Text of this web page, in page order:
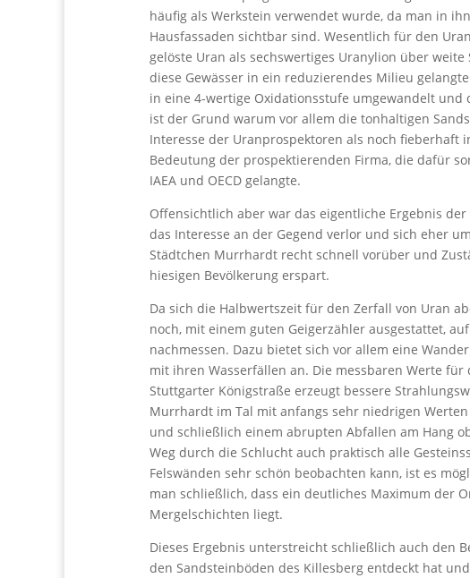
häufig als Werkstein verwendet wurde, da man in
Hausfassaden sichtbar sind. Wesentlich für den
gelöste Uran als sechswertiges Uranylion über
diese Gewässer in ein reduzierendes Milieu
in eine 4-wertige Oxidationsstufe umgewandelt
ist der Grund warum vor allem die tonhaltigen
Interesse der Uranprospektoren als noch fieberhaft
Bedeutung der prospektierenden Firma, die dafür
IAEA und OECD gelangte.
Offensichtlich aber war das eigentliche Ergebnis
das Interesse an der Gegend verlor und sich eher
Städtchen Murrhardt recht schnell vorüber und
hiesigen Bevölkerung erspart.
Da sich die Halbwertszeit für den Zerfall von Uran
noch, mit einem guten Geigerzähler ausgestattet,
nachmessen. Dazu bietet sich vor allem eine
mit ihren Wasserfällen an. Die messbaren Werte
Stuttgarter Königstraße erzeugt bessere
Murrhardt im Tal mit anfangs sehr niedrigen
und schließlich einem abrupten Abfallen am Hang
Weg durch die Schlucht auch praktisch alle
Felswänden sehr schön beobachten kann, ist es
man schließlich, dass ein deutliches Maximum der
Mergelschichten liegt.
Dieses Ergebnis unterstreicht schließlich auch den
den Sandsteinböden des Killesberg entdeckt hat